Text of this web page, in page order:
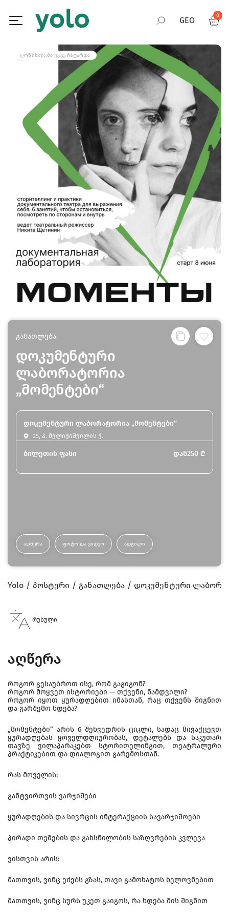
GEO
RUS
0
ᲦᲝᲜᲘᲡᲫᲘᲔᲑᲐ ᲣᲙᲕᲔ ᲩᲐᲢᲐᲠᲓᲐ
განათლება
დოკუმენტური
ლაბორატორია
„მომენტები“
დოკუმენტური ლაბორატორია „მომენტები“
25, პ. მელიქიშვილის ქ.
ბილეთის ფასი დან250 ₾
ᲐᲦᲬᲔᲠᲐ ᲤᲝᲢᲝ ᲓᲐ ᲕᲘᲓᲔᲝ ᲐᲓᲒᲘᲚᲘ
Yolo პოსტერი განათლება დოკუმენტური
რუსული
აღწერა
როგორ გესაუბროთ ისე, რომ გაგიგონ?
როგორ მოყვეთ ისტორიები — თქვენი, ნამდვილი?
როგორ იყოთ ყურადღებით იმასთან, რაც თქვენს შიგნით
და გარშემო ხდება?
„მომენტები“ არის 6 შეხვედრის ციკლი, სადაც მივაქცევთ
ყურადღებას ყოველდღიურობას, დეტალებს და საკუთარ
თავზე ვილაპარაკებთ სტორითელინგით, თეატრალური
პრაქტიკებით და დიალოგით გარემოსთან.
რას მოველის:
განტვირთვის ვარჯიშები
ყურადღების და სივრცის ინტერაქციის სავარჯიშოები
პირადი თემების და გახსნილობის საზღვრების კვლევა
ვისთვის არის:
მათთვის, ვინც ეძებს გზას, თავი გამოხატოს ხელოვნებით
მათთვის, ვინც სურს უკეთ გაიგოს, რა ხდება მის შიგნით